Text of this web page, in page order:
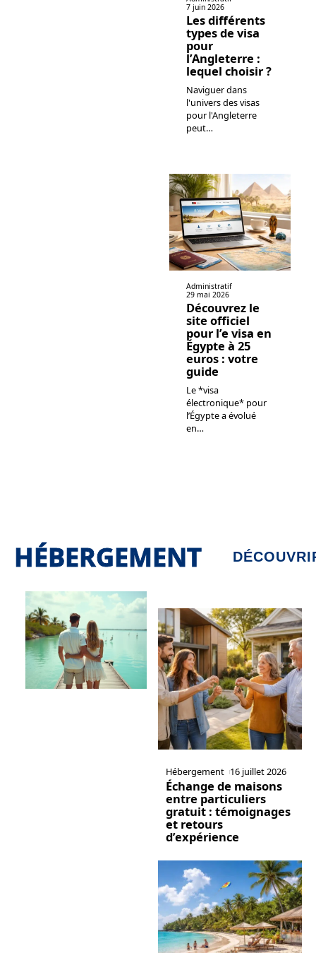
7 juin 2026
Les différents
types de visa
pour
l’Angleterre :
lequel choisir ?
Naviguer dans
l'univers des visas
pour l'Angleterre
peut…
Administratif
29 mai 2026
Découvrez le
site officiel
pour l’e visa en
Égypte à 25
euros : votre
guide
Le *visa
électronique* pour
l’Égypte a évolué
en…
HÉBERGEMENT
Hébergement 16 juillet 2026
Échange de maisons
entre particuliers
gratuit : témoignages
et retours
d’expérience